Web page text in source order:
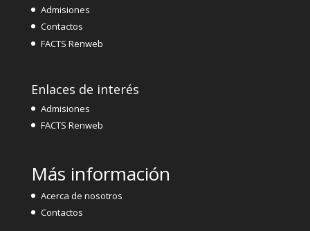
Admisiones
Contactos
FACTS Renweb
Enlaces de interés
Admisiones
FACTS Renweb
Más información
Acerca de nosotros
Contactos